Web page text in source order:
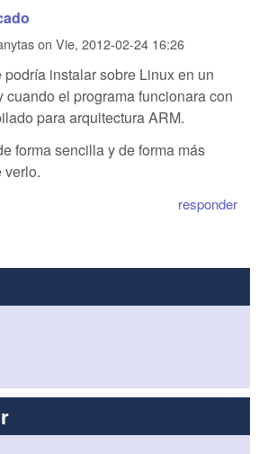
on Vie, 2012-02-24 16:26
instalar sobre Linux en un
cuando el programa funcionara con
para arquitectura ARM.
forma sencilla y de forma más
verlo.
responder